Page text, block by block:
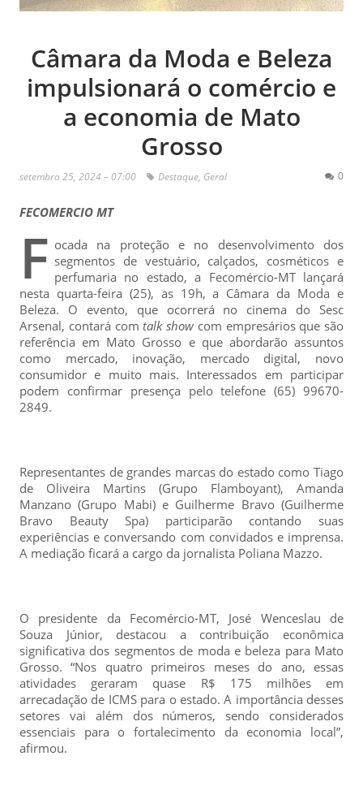
Câmara da Moda e Beleza
impulsionará o comércio e
a economia de Mato
Grosso
setembro 25, 2024 – 07:00 Destaque, Geral 0
FECOMERCIO MT
F ocada na proteção e no desenvolvimento dos
segmentos de vestuário, calçados, cosméticos e
perfumaria no estado, a Fecomércio-MT lançará
nesta quarta-feira (25), as 19h, a Câmara da Moda e
Beleza. O evento, que ocorrerá no cinema do Sesc
Arsenal, contará comtalk show com empresários que são
referência em Mato Grosso e que abordarão assuntos
como mercado, inovação, mercado digital, novo
consumidor e muito mais. Interessados em participar
podem confirmar presença pelo telefone (65) 99670-
2849.
Representantes de grandes marcas do estado como Tiago
de Oliveira Martins (Grupo Flamboyant), Amanda
Manzano (Grupo Mabi) e Guilherme Bravo (Guilherme
Bravo Beauty Spa) participarão contando suas
experiências e conversando com convidados e imprensa.
A mediação ficará a cargo da jornalista Poliana Mazzo.
O presidente da Fecomércio-MT, José Wenceslau de
Souza Júnior, destacou a contribuição econômica
significativa dos segmentos de moda e beleza para Mato
Grosso. “Nos quatro primeiros meses do ano, essas
atividades geraram quase R$ 175 milhões em
arrecadação de ICMS para o estado. A importância desses
setores vai além dos números, sendo considerados
essenciais para o fortalecimento da economia local”,
afirmou.